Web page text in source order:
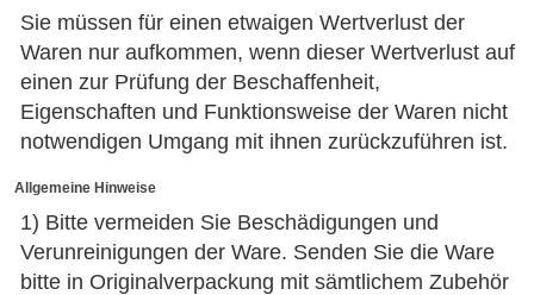
Sie müssen für einen etwaigen Wertverlust der
Waren nur aufkommen, wenn dieser Wertverlust auf
einen zur Prüfung der Beschaffenheit,
Eigenschaften und Funktionsweise der Waren nicht
notwendigen Umgang mit ihnen zurückzuführen ist.
Allgemeine Hinweise
1) Bitte vermeiden Sie Beschädigungen und
Verunreinigungen der Ware. Senden Sie die Ware
bitte in Originalverpackung mit sämtlichem Zubehör